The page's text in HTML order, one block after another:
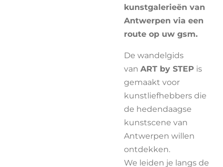
kunstgalerieën van
Antwerpen via een
route op uw gsm.
De wandelgids
van ART by STEP is
gemaakt voor
kunstliefhebbers die
de hedendaagse
kunstscene van
Antwerpen willen
ontdekken.
We leiden je langs de